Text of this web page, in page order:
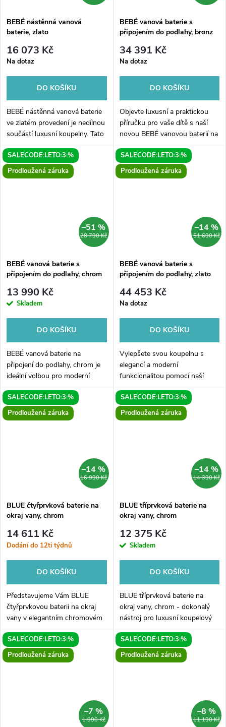
BEBÉ nástěnná vanová
baterie, zlato
16 073 Kč
Na dotaz
DO KOŠÍKU
BEBÉ nástěnná vanová baterie
ve zlatém provedení je nedílnou
součástí luxusní koupelny. Tato
kvalitní baterie se pyšní
moderním designem a vynikající
funkčností. Díky svému...
BEBÉ vanová baterie s
připojením do podlahy, bronz
34 391 Kč
Na dotaz
DO KOŠÍKU
Objevte luxusní a praktickou
příručku pro vaše dítě s naší
novou BEBÉ vanovou baterií na
připojení do podlahy v
bronzovém provedení! Tato
moderní baterie je perfektním
doplňkem...
SALECODE:LETO:3:%
Prodloužená záruka
28 790 Kč
–51 %
BEBÉ vanová baterie s
připojením do podlahy, chrom
13 990 Kč
Skladem
DO KOŠÍKU
BEBÉ vanová baterie na
připojení do podlahy, chrom je
ideální volbou pro moderní
koupelny. Tato elegantní baterie
se snadno připojí do podlahy a
poskytne vám komfortní a
stylové...
SALECODE:LETO:3:%
Prodloužená záruka
51 690 Kč
–14 %
BEBÉ vanová baterie s
připojením do podlahy, zlato
44 453 Kč
Na dotaz
DO KOŠÍKU
Vylepšete svou koupelnu s
elegancí a moderní
funkcionalitou pomocí naší
BEBÉ vanové baterie na
připojení do podlahy v
elegantním zlatém provedení.
Díky inovativnímu designu a...
SALECODE:LETO:3:%
Prodloužená záruka
16 990 Kč
–14 %
BLUE čtyřprvková baterie na
okraj vany, chrom
14 611 Kč
Dodání do 12ti týdnů
DO KOŠÍKU
Představujeme Vám BLUE
čtyřprvkovou baterii na okraj
vany v elegantním chromovém
provedení. Tento výjimečný
kousek Vám poskytne dokonalý
zážitek z koupání, díky svému
modernímu...
SALECODE:LETO:3:%
Prodloužená záruka
14 390 Kč
–14 %
BLUE tříprvková baterie na
okraj vany, chrom
12 375 Kč
Skladem
DO KOŠÍKU
BLUE tříprvková baterie na
okraj vany, chrom - dokonalý
nástroj pro luxusní koupelový
zážitek! Tato moderní tříprvková
baterie vyniká nejen svým
elegantním designem, ale také...
SALECODE:LETO:3:%
Prodloužená záruka
1 990 Kč
–7 %
SALECODE:LETO:3:%
Prodloužená záruka
11 190 Kč
–8 %